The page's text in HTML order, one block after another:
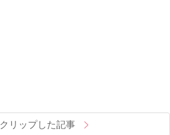
クリップした記事